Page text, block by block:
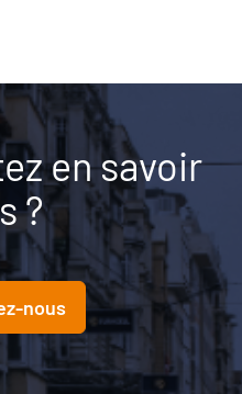
en savoir
?
nous